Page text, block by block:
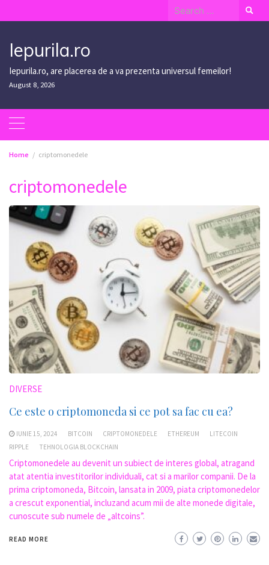
to
Search
for:
Iepurila.ro
Iepurila.ro, are placerea de a va prezenta universul femeilor!
August 8, 2026
Home criptomonedele
criptomonedele
DIVERSE
Ce este o criptomoneda si ce pot sa fac cu ea?
IUNIE 15, 2024 BITCOIN CRIPTOMONEDELE ETHEREUM
LITECOIN
RIPPLE
TEHNOLOGIA BLOCKCHAIN
Criptomonedele au devenit un subiect de interes global, atragand
atat atentia investitorilor individuali, cat si a marilor companii. De la
prima criptomoneda, Bitcoin, lansata in 2009, piata criptomonedelor
a crescut exponential, incluzand acum mii de alte monede digitale,
cunoscute sub numele de „altcoins”.
READ MORE